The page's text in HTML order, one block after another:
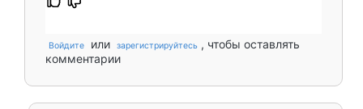
Войдите или зарегистрируйтесь , чтобы оставлять
комментарии